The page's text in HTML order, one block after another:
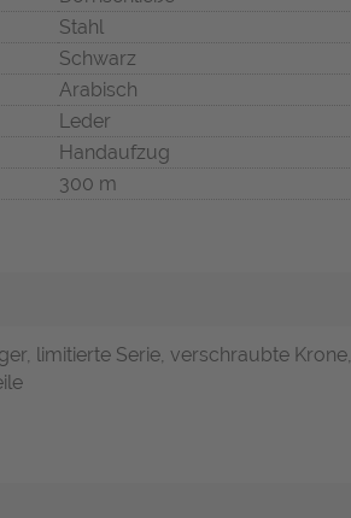
Stahl
Schwarz
Arabisch
Leder
Handaufzug
300 m
limitierte Serie, verschraubte Krone,